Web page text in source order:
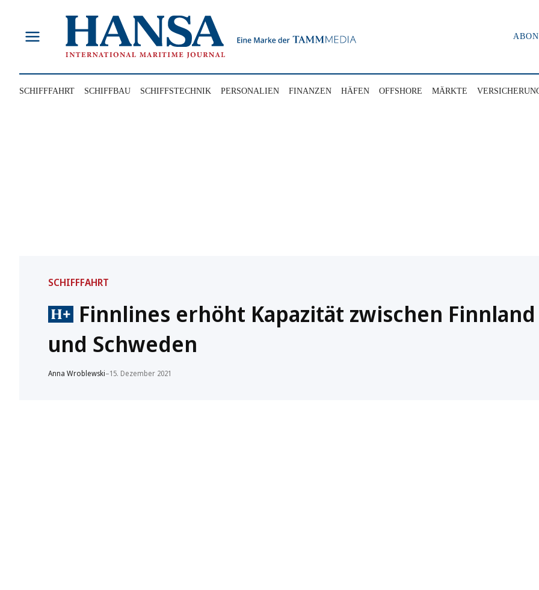
springen
SCHIFFFAHRT SCHIFFBAU SCHIFFSTECHNIK PERSONALIEN FINANZEN HÄFEN OFFSHORE MÄRKTE
SCHIFFFAHRT
Finnlines erhöht Kapazität zwischen Finnland
und Schweden
Anna Wroblewski–15. Dezember 2021